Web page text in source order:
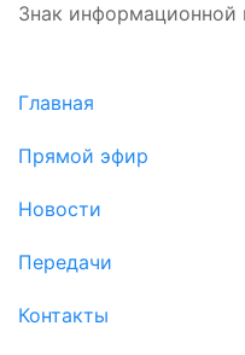
Знак информационной
Главная
Прямой эфир
Новости
Передачи
Контакты